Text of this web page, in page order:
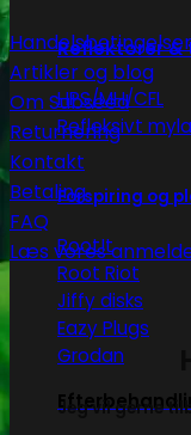
Reflektorer &
HPS/MH/CFL
Refleksivt
Forspiring og
Root!t
Root Riot
Jiffy disks
Eazy Plugs
Grodan
Handelsbetingelser
Artikler og blog
Om Subseed
Returnering
Kontakt
Betaling
FAQ
Læs vores
Jeg vil gerne